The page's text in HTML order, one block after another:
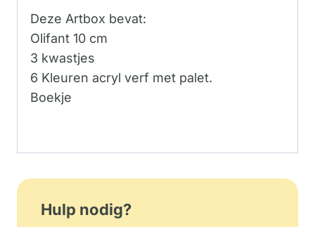
Deze Artbox bevat:
Olifant 10 cm
3 kwastjes
6 Kleuren acryl verf met palet.
Boekje
Hulp nodig?